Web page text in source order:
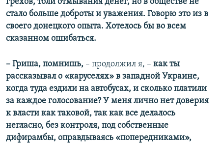
грехов, толи отмывания денег, но в обществе не
стало больше доброты и уважения. Говорю это из в
своего донецкого опыта. Хотелось бы во всем
сказанном ошибаться.
– Гриша, помнишь, – продолжил я, – как ты
рассказывал о «каруселях» в западной Украине,
когда туда ездили на автобусах, и сколько платили
за каждое голосование? У меня лично нет доверия
к власти как таковой, так как все делалось
негласно, без контроля, под собственные
дифирамбы, оправдываясь «попередниками»,